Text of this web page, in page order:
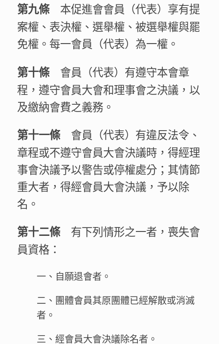
第九條本促進會會員（代表）享有提
案權、表決權、選舉權、被選舉權與罷
免權。每一會員（代表）為一權。
第十條會員（代表）有遵守本會章
程，遵守會員大會和理事會之決議，以
及繳納會費之義務。
第十一條會員（代表）有違反法令、
章程或不遵守會員大會決議時，得經理
事會決議予以警告或停權處分；其情節
重大者，得經會員大會決議，予以除
名。
第十二條有下列情形之一者，喪失會
員資格：
一、自願退會者。
二、團體會員其原團體已經解散或消滅
者。
三、經會員大會決議除名者。